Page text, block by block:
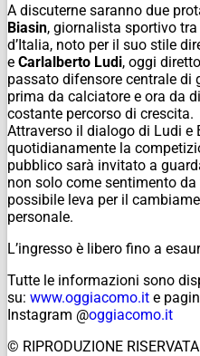
A discuterne saranno due
Biasin, giornalista sportivo
d’Italia, noto per il suo stile
e Carlalberto Ludi, oggi
passato difensore centrale di
prima da calciatore e ora da
costante percorso di crescita.
Attraverso il dialogo di Ludi e
quotidianamente la
pubblico sarà invitato a
non solo come sentimento
possibile leva per il
personale.
L’ingresso è libero fino a
Tutte le informazioni sono
su: www.oggiacomo.it e
Instagram @oggiacomo.it
© RIPRODUZIONE RISERVATA